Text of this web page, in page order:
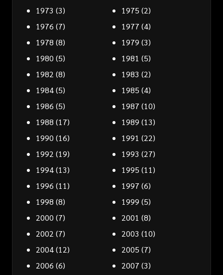
1973 (3) 1975 (2)
1976 (7) 1977 (4)
1978 (8) 1979 (3)
1980 (5) 1981 (5)
1982 (8) 1983 (2)
1984(5) 1985 (4)
1986 (5) 1987 (10)
1988 (17) 1989 (13)
1990 (16) 1991 (22)
1992 (19) 1993 (27)
1994(13) 1995 (11)
1996 (11) 1997 (6)
1998 (8) 1999 (5)
2000 (7) 2001 (8)
2002 (7) 2003 (10)
2004(12) 2005 (7)
2006 (6) 2007 (3)